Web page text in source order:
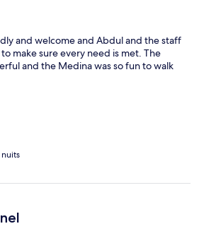
and welcome and Abdul and the staff
make sure every need is met. The
and the Medina was so fun to walk